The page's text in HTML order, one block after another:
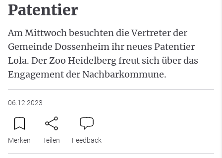
Patentier
Am Mittwoch besuchten die Vertreter der
Gemeinde Dossenheim ihr neues Patentier
Lola. Der Zoo Heidelberg freut sich über das
Engagement der Nachbarkommune.
06.12.2023
Merken Teilen Feedback